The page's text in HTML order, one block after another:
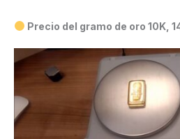
Precio del gramo de oro 10K,